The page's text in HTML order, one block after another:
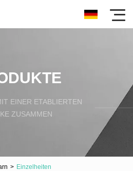
EINER ETABLIERTEN
ZUSAMMEN
> Einzelheiten